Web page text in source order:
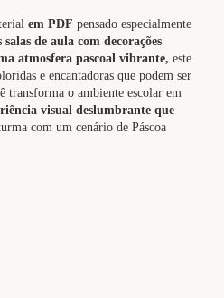
em PDF pensado especialmente
de aula com decorações
atmosfera pascoal vibrante, este
e encantadoras que podem ser
transforma o ambiente escolar em
visual deslumbrante que
com um cenário de Páscoa